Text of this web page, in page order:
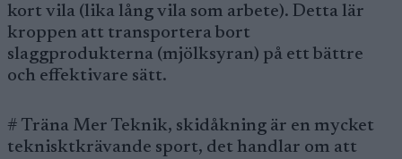
kort vila (lika lång vila som arbete). Detta lär
kroppen att transportera bort
slaggprodukterna (mjölksyran) på ett bättre
och effektivare sätt.
# Träna Mer Teknik, skidåkning är en mycket
teknisktkrävande sport, det handlar om att